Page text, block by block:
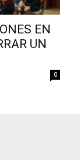
EN
UN
0